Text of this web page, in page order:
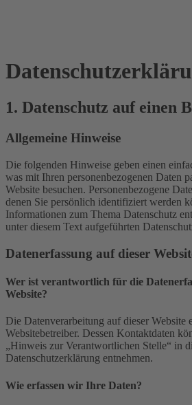
1. Datenschutz auf einen
Allgemeine Hinweise
Die folgenden Hinweise geben einen
was mit Ihren personenbezogenen Daten
Website besuchen. Personenbezogene
denen Sie persönlich identifiziert werden
Informationen zum Thema Datenschutz
unter diesem Text aufgeführten
Datenerfassung auf dieser
Wer ist verantwortlich für die
Website?
Die Datenverarbeitung auf dieser Website
Websitebetreiber. Dessen Kontaktdaten
„Hinweis zur Verantwortlichen Stelle“ in
Datenschutzerklärung entnehmen.
Wie erfassen wir Ihre Daten?